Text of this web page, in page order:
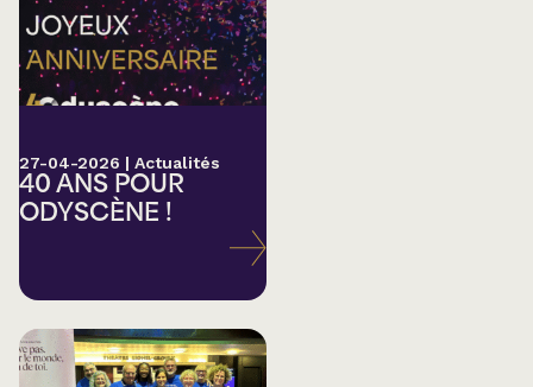
27-04-2026 | Actualités
40 ANS POUR
ODYSCÈNE !